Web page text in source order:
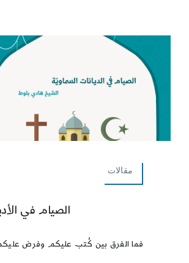
مقالات
الصيام في
فما الفرق بين كُتب عليكم وفرض